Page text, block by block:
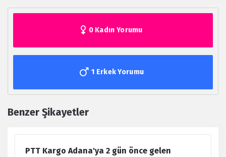
0 Kadın Yorumu
1 Erkek Yorumu
Benzer Şikayetler
PTT Kargo Adana'ya 2 gün önce gelen